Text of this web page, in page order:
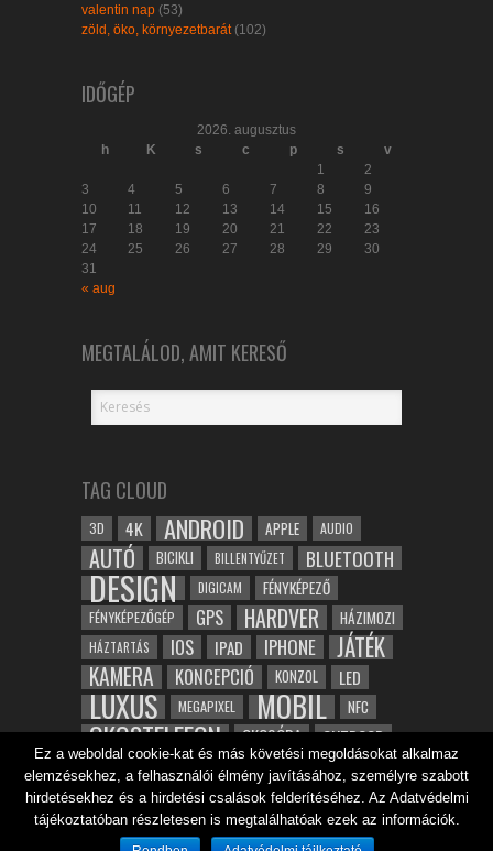
valentin nap (53)
zöld, öko, környezetbarát (102)
IDŐGÉP
2026. augusztus
h
K s c p s
v
1
2
3
4 5 6 7 8
9
10
11 12 13 14 15
16
17
18 19 20 21 22
23
24
25 26 27 28 29
30
31
« aug
MEGTALÁLOD, AMIT KERESŐ
TAG CLOUD
3D 4K ANDROID APPLE AUDIO
AUTÓ BICIKLI BILLENTYŰZET BLUETOOTH
DESIGN DIGICAM FÉNYKÉPEZŐ
FÉNYKÉPEZŐGÉP GPS HARDVER HÁZIMOZI
HÁZTARTÁS IOS IPAD IPHONE JÁTÉK
KAMERA KONCEPCIÓ KONZOL LED
LUXUS MEGAPIXEL MOBIL NFC
OKOSTELEFON OKOSÓRA OUTDOOR
ROBOT SAMSUNG SPORT TABLET
TESZT VIDEÓ VÍZÁLLÓ WIFI ZENE ZÖLD
ÉPÍTÉSZET ÉRINTŐKÉPERNYŐ ÓRA
Ez a weboldal cookie-kat és más követési megoldásokat alkalmaz
elemzésekhez, a felhasználói élmény javításához, személyre szabott
hirdetésekhez és a hirdetési csalások felderítéséhez. Az Adatvédelmi
tájékoztatóban részletesen is megtalálhatóak ezek az információk.